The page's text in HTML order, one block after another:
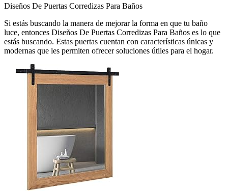
Diseños De Puertas Corredizas Para Baños
Si estás buscando la manera de mejorar la forma en que tu baño
luce, entonces Diseños De Puertas Corredizas Para Baños es lo que
estás buscando. Estas puertas cuentan con características únicas y
modernas que les permiten ofrecer soluciones útiles para el hogar.